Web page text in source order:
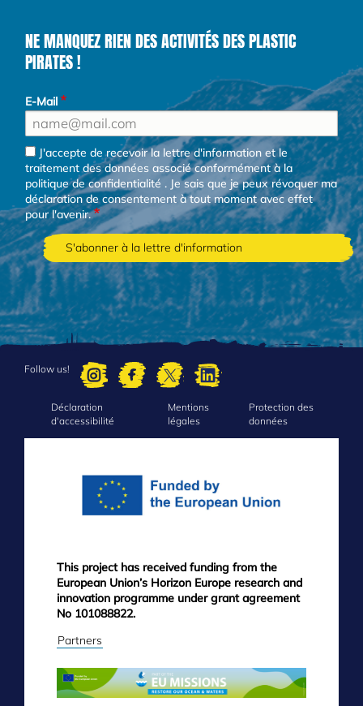
NE MANQUEZ RIEN DES ACTIVITÉS DES PLASTIC
PIRATES !
E-Mail
J'accepte de recevoir la lettre d'information et le
traitement des données associé conformément à la
politique de confidentialité . Je sais que je peux révoquer ma
déclaration de consentement à tout moment avec effet
pour l'avenir.
Follow us!
FOOTER
MENU
Déclaration
d'accessibilité
Mentions
légales
Protection des
données
This project has received funding from the
European Union’s Horizon Europe research and
innovation programme under grant agreement
No 101088822.
Partners